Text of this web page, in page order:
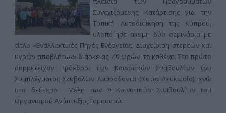
Συνεχιζόμενης Κατάρτισης για την
Τοπική Αυτοδιοίκηση της Κύπρου,
υλοποίησε ακόμη δύο σεμινάρια με
τίτλο «Εναλλακτικές Πηγές Ενέργειας. Διαχείριση στερεών και
υγρών αποβλήτων» διάρκειας 40 ωρών το καθένα. Στο πρώτο
συμμετείχαν Πρόεδροι των Κοινοτικών Συμβουλίων του
Συμπλέγματος Σκυβάλων Λυθροδόντα (Νότια Λευκωσία), ενώ
στο δεύτερο Μέλη των 9 Κοινοτικών Συμβουλίων του
Οργανισμού Ανάπτυξης Ταμασσού.